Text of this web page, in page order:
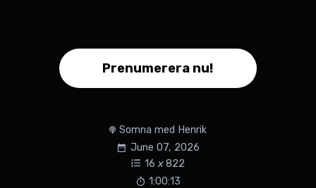
Prenumerera nu!
Somna med Henrik
June 07, 2026
16 x822
1:00:13